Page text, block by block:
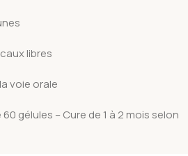
libres
voie orale
gélules – Cure de 1 à 2 mois selon